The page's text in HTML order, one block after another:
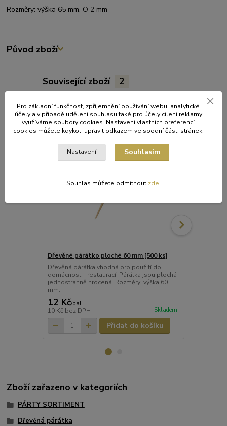
Rozměry: výška 65 mm, O 2 mm
Původ zboží
Související zboží 2
Dřevěné párátko ploché 60 mm [500 ks]
Dřevěná párátka vhodná pro použití do
domácnosti i restaurací. Párátka jsou plochá
jednostranně hrocená. Rozměry: výška 60
mm.
12 Kč/bal
10 Kč bez DPH Skladem
Přidat do košíku
Zboží zařazeno v kategoriích
PÁRTY SORTIMENT
Dřevěná párátka
Pro základní funkčnost, zpříjemnění používání webu, analytické
účely a v případě udělení souhlasu také pro účely cílení reklamy
využíváme soubory cookies. Nastavení vlastních preferencí
cookies můžete kdykoli upravit odkazem ve spodní části stránek.
Nastavení Souhlasím
Souhlas můžete odmítnout zde.